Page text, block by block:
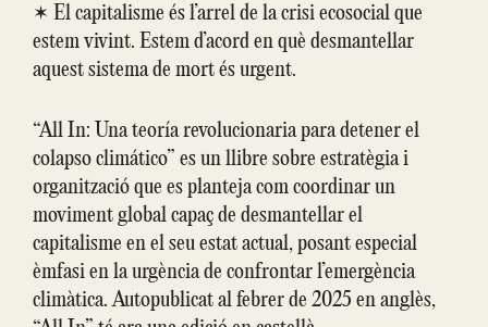
✶ El capitalisme és l’arrel de la crisi ecosocial que
estem vivint. Estem d’acord en què desmantellar
aquest sistema de mort és urgent.
“All In: Una teoría revolucionaria para detener el
colapso climático” es un llibre sobre estratègia i
organització que es planteja com coordinar un
moviment global capaç de desmantellar el
capitalisme en el seu estat actual, posant especial
èmfasi en la urgència de confrontar l’emergència
climàtica. Autopublicat al febrer de 2025 en anglès,